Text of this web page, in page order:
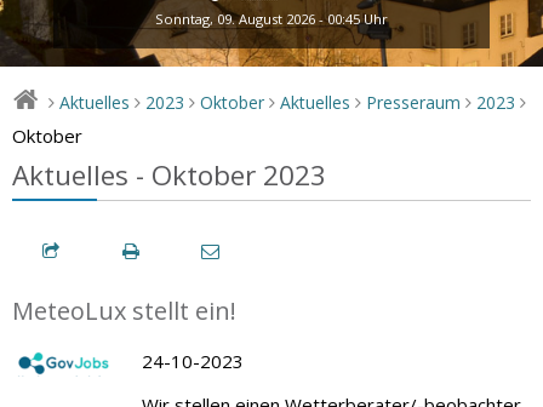
Sonntag, 09. August 2026 - 00:45 Uhr
> Aktuelles > 2023 > Oktober > Aktuelles > Presseraum > 2023 >
Oktober
Aktuelles - Oktober 2023
MeteoLux stellt ein!
24-10-2023